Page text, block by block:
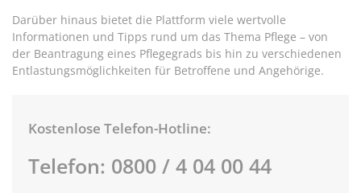
Darüber hinaus bietet die Plattform viele wertvolle
Informationen und Tipps rund um das Thema Pflege – von
der Beantragung eines Pflegegrads bis hin zu verschiedenen
Entlastungsmöglichkeiten für Betroffene und Angehörige.
Kostenlose Telefon-Hotline:
Telefon: 0800 / 4 04 00 44